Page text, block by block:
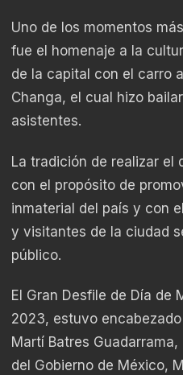
Uno de los momentos
fue el homenaje a la
de la capital con el carro
Changa, el cual hizo
asistentes.
La tradición de realizar el
con el propósito de
inmaterial del país y con
y visitantes de la ciudad
público.
El Gran Desfile de Día de
2023, estuvo
Martí Batres
del Gobierno de México,